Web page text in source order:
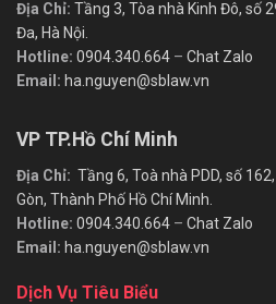
Địa Chỉ: Tầng 3, Tòa nhà Kinh Đô, số
Đa, Hà Nội.
Hotline: 0904.340.664 – Chat Zalo
Email: ha.nguyen@sblaw.vn
VP TP.Hồ Chí Minh
Địa Chỉ: Tầng 6, Toà nhà PDD, số
Gòn, Thành Phố Hồ Chí Minh.
Hotline: 0904.340.664 – Chat Zalo
Email: ha.nguyen@sblaw.vn
Dịch Vụ Tiêu Biểu